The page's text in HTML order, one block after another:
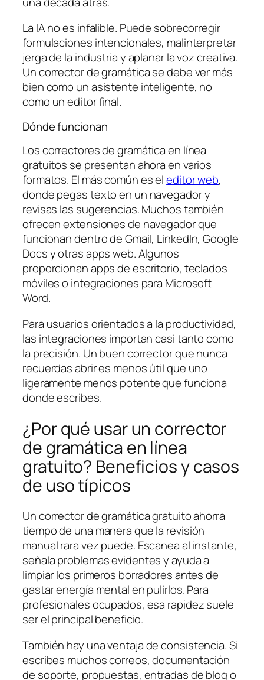
La IA no es infalible. Puede sobrecorregir
formulaciones intencionales, malinterpretar
jerga de la industria y aplanar la voz creativa.
Un corrector de gramática se debe ver más
bien como un asistente inteligente, no
como un editor final.
Dónde funcionan
Los correctores de gramática en línea
gratuitos se presentan ahora en varios
formatos. El más común es eleditor web,
donde pegas texto en un navegador y
revisas las sugerencias. Muchos también
ofrecen extensiones de navegador que
funcionan dentro de Gmail, LinkedIn, Google
Docs y otras apps web. Algunos
proporcionan apps de escritorio, teclados
móviles o integraciones para Microsoft
Word.
Para usuarios orientados a la productividad,
las integraciones importan casi tanto como
la precisión. Un buen corrector que nunca
recuerdas abrir es menos útil que uno
ligeramente menos potente que funciona
donde escribes.
¿Por qué usar un corrector
de gramática en línea
gratuito? Beneficios y casos
de uso típicos
Un corrector de gramática gratuito ahorra
tiempo de una manera que la revisión
manual rara vez puede. Escanea al instante,
señala problemas evidentes y ayuda a
limpiar los primeros borradores antes de
gastar energía mental en pulirlos. Para
profesionales ocupados, esa rapidez suele
ser el principal beneficio.
También hay una ventaja de consistencia. Si
escribes muchos correos, documentación
de soporte, propuestas, entradas de blog o